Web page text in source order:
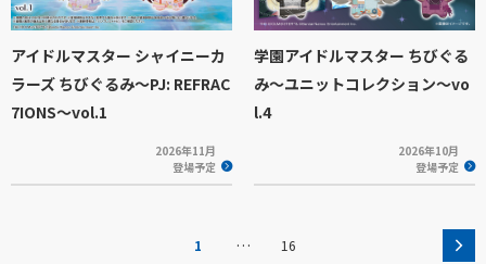
アイドルマスター シャイニーカ
ラーズ ちびぐるみ～PJ: REFRAC
7IONS～vol.1
2026年11月
登場予定
学園アイドルマスター ちびぐる
み～ユニットコレクション～vo
l.4
2026年10月
登場予定
1 … 16